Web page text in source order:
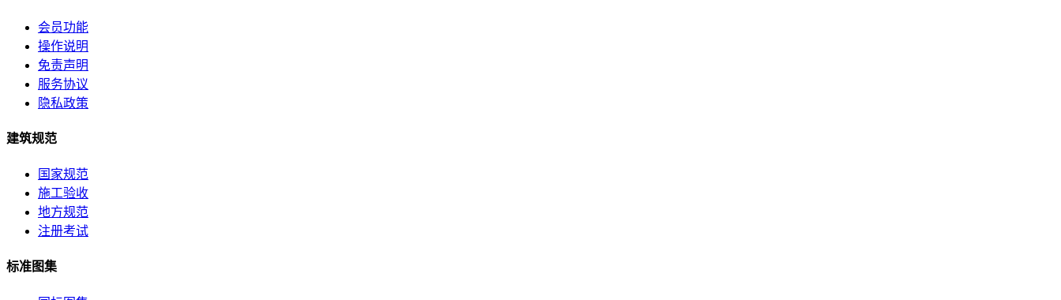
会员功能
操作说明
免责声明
服务协议
隐私政策
建筑规范
国家规范
施工验收
地方规范
注册考试
标准图集